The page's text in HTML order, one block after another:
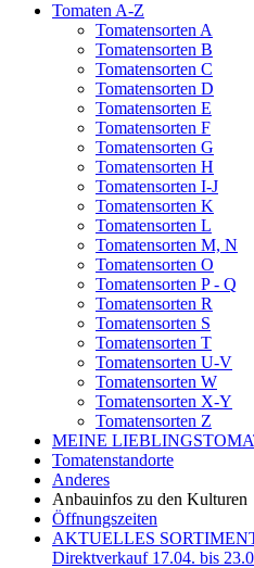
Tomaten A-Z
Tomatensorten A
Tomatensorten B
Tomatensorten C
Tomatensorten D
Tomatensorten E
Tomatensorten F
Tomatensorten G
Tomatensorten H
Tomatensorten I-J
Tomatensorten K
Tomatensorten L
Tomatensorten M, N
Tomatensorten O
Tomatensorten P - Q
Tomatensorten R
Tomatensorten S
Tomatensorten T
Tomatensorten U-V
Tomatensorten W
Tomatensorten X-Y
Tomatensorten Z
MEINE
Tomatenstandorte
Anderes
Anbauinfos zu den Kulturen
Öffnungszeiten
AKTUELLES
Direktverkauf 17.04. bis